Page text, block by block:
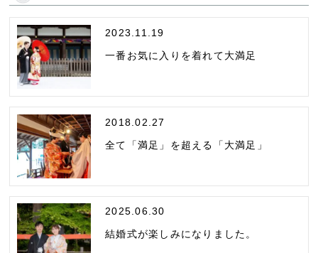
2023.11.19
一番お気に入りを着れて大満足
2018.02.27
全て「満足」を超える「大満足」
2025.06.30
結婚式が楽しみになりました。